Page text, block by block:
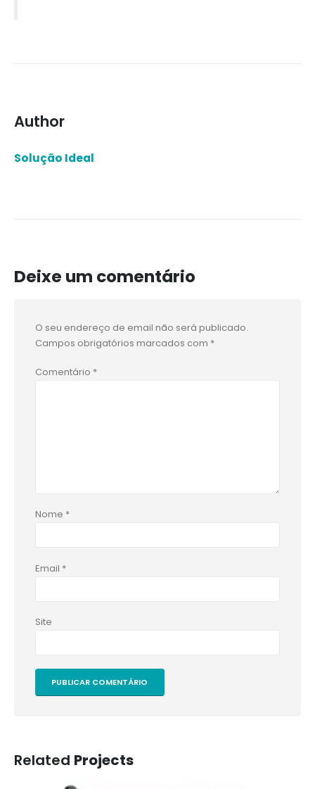
Author
Solução Ideal
Deixe um comentário
O seu endereço de email não será publicado.
Campos obrigatórios marcados com *
Comentário *
Nome *
Email *
Site
Related Projects